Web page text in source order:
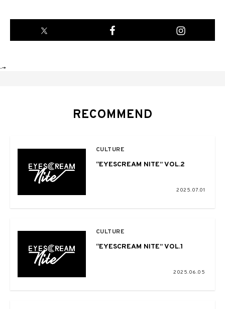
-->
RECOMMEND
CULTURE
“EYESCREAM NITE” VOL.2
2025.07.01
CULTURE
“EYESCREAM NITE” VOL.1
2025.06.05